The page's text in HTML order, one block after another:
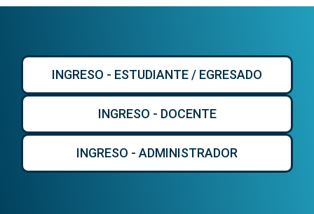
INGRESO - ESTUDIANTE / EGRESADO
INGRESO - DOCENTE
INGRESO - ADMINISTRADOR